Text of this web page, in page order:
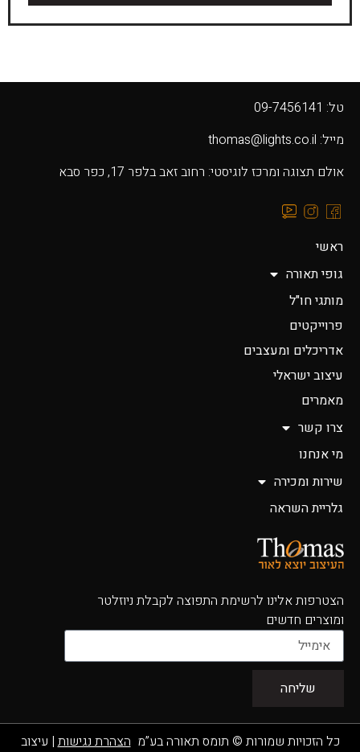
טל: 09-7456141
מייל: thomas@lights.co.il‬
אולם תצוגה ומרכז לוגיסטי: רחוב זאב בלפר 17, כפר סבא
ראשי
גופי תאורה
מותגי חו"ל
פרוייקטים
אדריכלים ומעצבים
עיצוב ישראלי
מאמרים
צרו קשר
מי אנחנו
שירות ומכירה
גלריית השראה
הצטרפות אלינו לרשימת התפוצה לקבלת ניוזלטר
ומוצרים חדשים
שליחה
כל הזכויות שמורות © תומס תאורה בע”מ הצהרת נגישות| עיצוב